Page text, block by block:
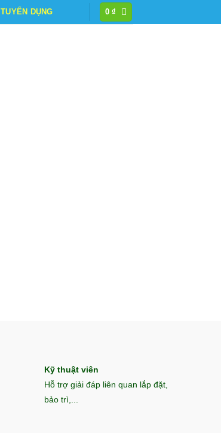
TUYỂN DỤNG 0₫
Kỹ thuật viên
Hỗ trợ giải đáp liên quan lắp đặt,
bảo trì,...